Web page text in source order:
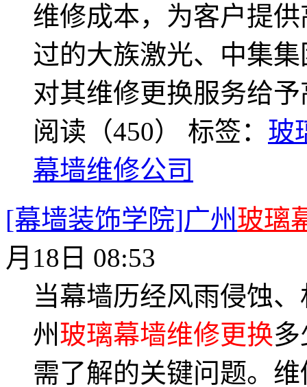
维修成本，为客户提
过的大族激光、中集
对其维修更换服务给
阅读（450） 标签： 玻
幕墙维修公司
[幕墙装饰学院]广州 玻璃
月18日 08:53
当幕墙历经风雨侵蚀
州 玻璃幕墙维修更换
需了解的关键问题。